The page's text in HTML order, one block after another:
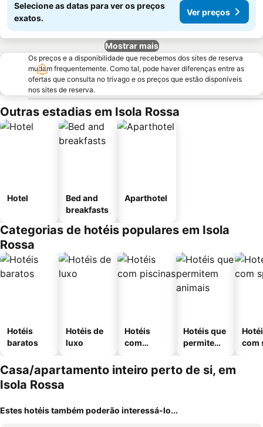
Selecione as datas para ver os preços
exatos.
Ver preços
Mostrar mais
Os preços e a disponibilidade que recebemos dos sites de reserva
mudam frequentemente. Como tal, pode haver diferenças entre as
ofertas que consulta no trivago e os preços que estão disponíveis
nos sites de reserva.
Outras estadias em Isola Rossa
Hotel
Bed and
breakfasts
Aparthotel
Categorias de hotéis populares em Isola
Rossa
Hotéis
baratos
Hotéis de
luxo
Hotéis
com
Hotéis que
permitem
com
Casa/apartamento inteiro perto de si, em
Isola Rossa
Estes hotéis também poderão interessá-lo...